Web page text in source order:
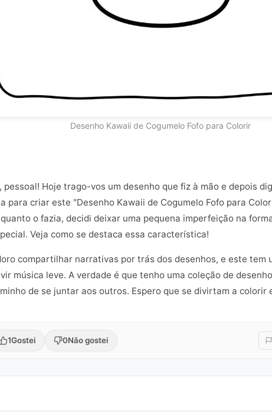
Desenho Kawaii de Cogumelo Fofo para Colorir
pessoal! Hoje trago-vos um desenho que fiz à mão e depois
para criar este "Desenho Kawaii de Cogumelo Fofo para
o fazia, decidi deixar uma pequena imperfeição na
Veja como se destaca essa característica!
compartilhar narrativas por trás dos desenhos, e este
música leve. A verdade é que tenho uma coleção de
de se juntar aos outros. Espero que se divirtam a
1Gostei 0Não gostei